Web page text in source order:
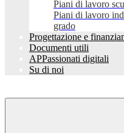
Piani di lavoro
Piani di lavoro
grado
Progettazione e
Documenti utili
APPassionati digitali
Su di noi